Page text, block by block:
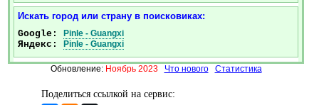
Искать город или страну в поисковиках:
Google: Pinle - Guangxi
Яндекс: Pinle - Guangxi
Обновление: Ноябрь 2023 Что нового Статистика
Поделиться ссылкой на сервис: